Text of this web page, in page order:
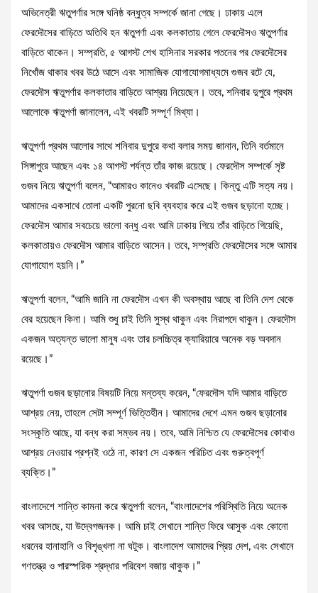
অভিনেত্রী ঋতুপর্ণার সঙ্গে ঘনিষ্ঠ বন্ধুত্ব সম্পর্কে জানা গেছে। ঢাকায় এলে
ফেরদৌসের বাড়িতে অতিথি হন ঋতুপর্ণা এবং কলকাতায় গেলে ফেরদৌসও ঋতুপর্ণার
বাড়িতে থাকেন। সম্প্রতি, ৫ আগস্ট শেখ হাসিনার সরকার পতনের পর ফেরদৌসের
নিখোঁজ থাকার খবর উঠে আসে এবং সামাজিক যোগাযোগমাধ্যমে গুজব রটে যে,
ফেরদৌস ঋতুপর্ণার কলকাতার বাড়িতে আশ্রয় নিয়েছেন। তবে, শনিবার দুপুরে প্রথম
আলোকে ঋতুপর্ণা জানালেন, এই খবরটি সম্পূর্ণ মিথ্যা।
ঋতুপর্ণা প্রথম আলোর সাথে শনিবার দুপুরে কথা বলার সময় জানান, তিনি বর্তমানে
সিঙ্গাপুরে আছেন এবং ১৪ আগস্ট পর্যন্ত তাঁর কাজ রয়েছে। ফেরদৌস সম্পর্কে সৃষ্ট
গুজব নিয়ে ঋতুপর্ণা বলেন, “আমারও কানেও খবরটি এসেছে। কিন্তু এটি সত্য নয়।
আমাদের একসাথে তোলা একটি পুরনো ছবি ব্যবহার করে এই গুজব ছড়ানো হচ্ছে।
ফেরদৌস আমার সবচেয়ে ভালো বন্ধু এবং আমি ঢাকায় গিয়ে তাঁর বাড়িতে গিয়েছি,
কলকাতায়ও ফেরদৌস আমার বাড়িতে আসেন। তবে, সম্প্রতি ফেরদৌসের সঙ্গে আমার
যোগাযোগ হয়নি।”
ঋতুপর্ণা বলেন, “আমি জানি না ফেরদৌস এখন কী অবস্থায় আছে বা তিনি দেশ থেকে
বের হয়েছেন কিনা। আমি শুধু চাই তিনি সুস্থ থাকুন এবং নিরাপদে থাকুন। ফেরদৌস
একজন অত্যন্ত ভালো মানুষ এবং তার চলচ্চিত্র ক্যারিয়ারে অনেক বড় অবদান
রয়েছে।”
ঋতুপর্ণা গুজব ছড়ানোর বিষয়টি নিয়ে মন্তব্য করেন, “ফেরদৌস যদি আমার বাড়িতে
আশ্রয় নেয়, তাহলে সেটা সম্পূর্ণ ভিত্তিহীন। আমাদের দেশে এমন গুজব ছড়ানোর
সংস্কৃতি আছে, যা বন্ধ করা সম্ভব নয়। তবে, আমি নিশ্চিত যে ফেরদৌসের কোথাও
আশ্রয় নেওয়ার প্রশ্নই ওঠে না, কারণ সে একজন পরিচিত এবং গুরুত্বপূর্ণ
ব্যক্তি।”
বাংলাদেশে শান্তি কামনা করে ঋতুপর্ণা বলেন, “বাংলাদেশের পরিস্থিতি নিয়ে অনেক
খবর আসছে, যা উদ্বেগজনক। আমি চাই সেখানে শান্তি ফিরে আসুক এবং কোনো
ধরনের হানাহানি ও বিশৃঙ্খলা না ঘটুক। বাংলাদেশ আমাদের প্রিয় দেশ, এবং সেখানে
গণতন্ত্র ও পারস্পরিক শ্রদ্ধার পরিবেশ বজায় থাকুক।”